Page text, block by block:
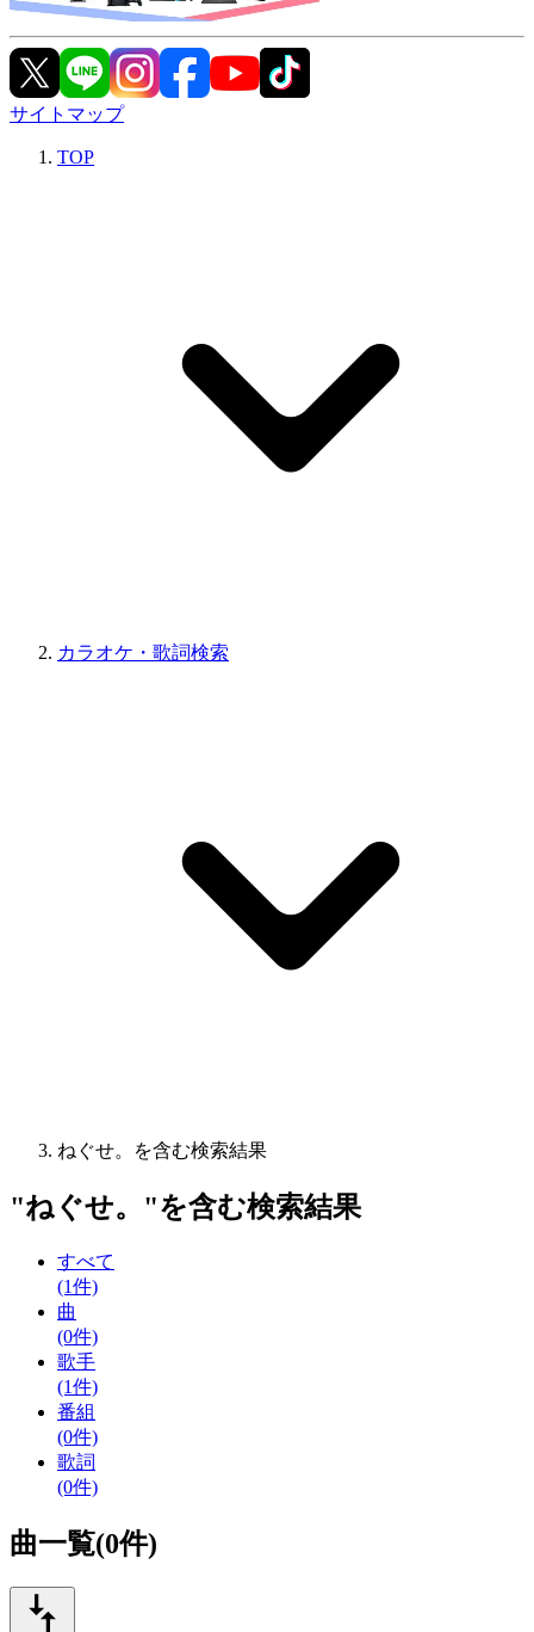
サイトマップ
TOP
カラオケ・歌詞検索
ねぐせ。を含む検索結果
"ねぐせ。 "を含む検索結果
すべて
(1件)
曲
(0件)
歌手
(1件)
番組
(0件)
歌詞
(0件)
曲一覧(0件)